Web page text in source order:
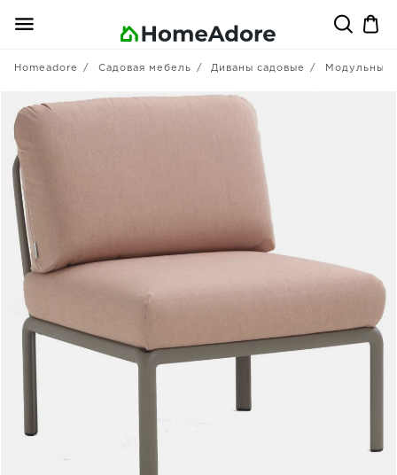
Homeadore Садовая мебель Диваны садовые Модульные